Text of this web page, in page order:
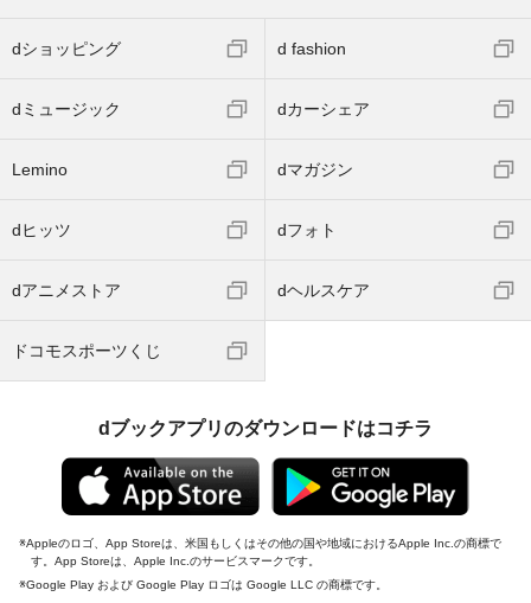
dショッピング d fashion
dミュージック dカーシェア
Lemino dマガジン
dヒッツ dフォト
dアニメストア dヘルスケア
ドコモスポーツくじ
dブックアプリのダウンロードはコチラ
Appleのロゴ、App Storeは、米国もしくはその他の国や地域におけるApple Inc.の商標で
す。App Storeは、Apple Inc.のサービスマークです。
Google Play および Google Play ロゴは Google LLC の商標です。